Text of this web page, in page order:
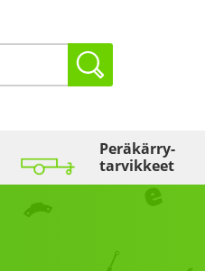
Peräkärry­
tarvikkeet